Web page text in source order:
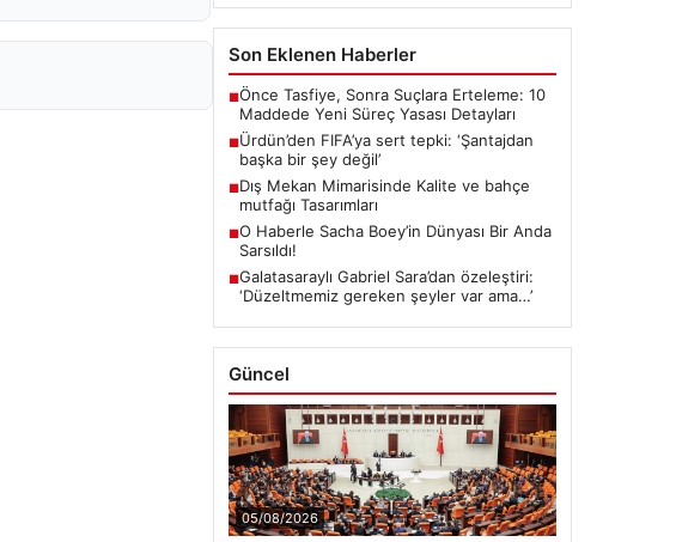
Son Eklenen Haberler
■Önce Tasfiye, Sonra Suçlara Erteleme: 10
Maddede Yeni Süreç Yasası Detayları
■Ürdün’den FIFA’ya sert tepki: ‘Şantajdan
başka bir şey değil’
■Dış Mekan Mimarisinde Kalite ve bahçe
mutfağı Tasarımları
■O Haberle Sacha Boey’in Dünyası Bir Anda
Sarsıldı!
■Galatasaraylı Gabriel Sara’dan özeleştiri:
‘Düzeltmemiz gereken şeyler var ama…’
Güncel
05/08/2026